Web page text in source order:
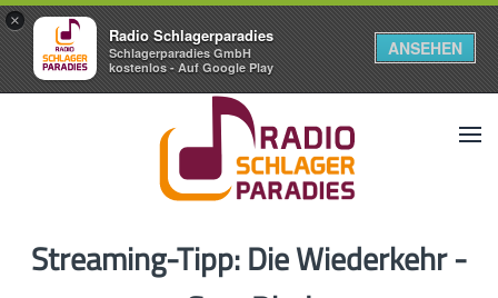
×
Radio Schlagerparadies
Schlagerparadies GmbH
kostenlos - Auf Google Play
ANSEHEN
Streaming-Tipp: Die Wiederkehr -